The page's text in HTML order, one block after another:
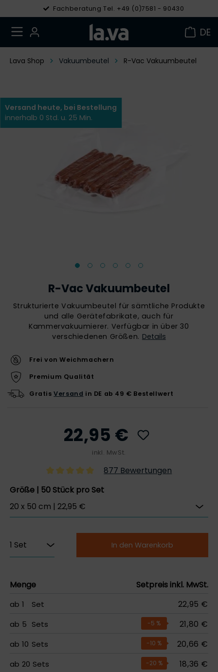
Fachberatung Tel. +49 (0)7581 - 90430
DE
Lava Shop Vakuumbeutel R-Vac Vakuumbeutel
Versand heute, bei Bestellung
innerhalb 0 Std. u. 25 Min.
R-Vac Vakuumbeutel
Strukturierte Vakuumbeutel für sämtliche Produkte
und alle Gerätefabrikate, auch für
Kammervakuumierer. Verfügbar in über 30
verschiedenen Größen. Details
Frei von Weichmachern
Premium Qualität
GratisVersand in DE ab 49 € Bestellwert
22,95 €
inkl. MwSt.
877 Bewertungen
Größe | 50 Stück pro Set
In den Warenkorb
Menge Setpreis inkl. MwSt.
ab 1 Set 22,95 €
ab 5 Sets -5 % 21,80 €
ab 10 Sets -10 % 20,66 €
ab 20 Sets -20 % 18,36 €